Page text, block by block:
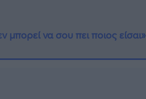
να σου πει ποιος είσαι»